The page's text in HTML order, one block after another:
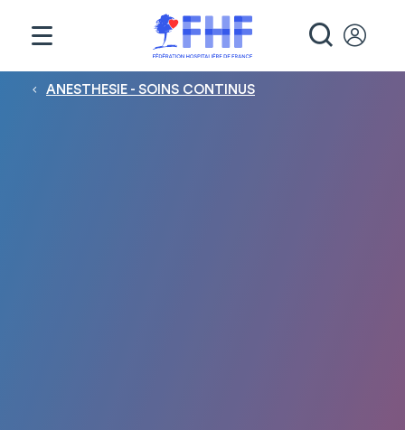
Fil d'Ariane
ANESTHESIE - SOINS CONTINUS
Panneau de gestion des cookies